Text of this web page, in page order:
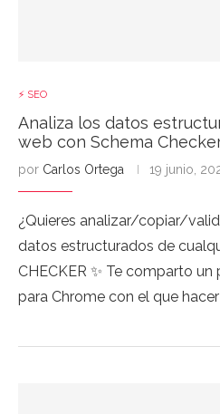
⚡ SEO
Analiza los datos
web con Schema
por Carlos Ortega 19 junio,
¿Quieres analizar/copiar/
datos estructurados de
CHECKER ✨ Te comparto
para Chrome con el que